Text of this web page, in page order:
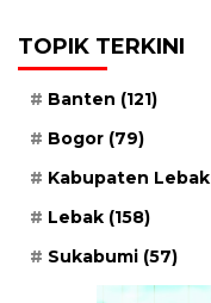
TOPIK TERKINI
Banten (121)
Bogor (79)
Kabupaten Lebak
Lebak (158)
Sukabumi (57)